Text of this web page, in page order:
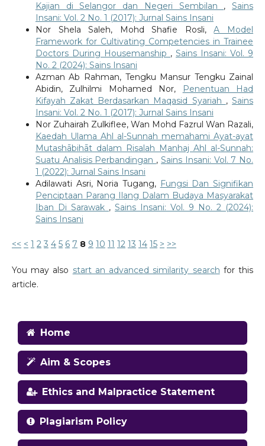
Kajian di Selangor dan Negeri Sembilan ,Sains
Insani: Vol. 2 No. 1 (2017): Jurnal Sains Insani
Nor Shela Saleh, Mohd Shafie Rosli,A Model
Framework for Cultivating Competencies in Trainee
Doctors During Housemanship ,Sains Insani: Vol. 9
No. 2 (2024): Sains Insani
Azman Ab Rahman, Tengku Mansur Tengku Zainal
Abidin, Zulhilmi Mohamed Nor,
Penentuan Had
Kifayah Zakat Berdasarkan Maqasid Syariah ,Sains
Insani: Vol. 2 No. 1 (2017): Jurnal Sains Insani
Nor Zuhairah Zulkiflee, Wan Mohd Fazrul Wan Razali,
Kaedah Ulama Ahl al-Sunnah memahami Ayat-ayat
Mutashābihāt dalam Risalah Manhaj Ahl al-Sunnah:
Suatu Analisis Perbandingan ,Sains Insani: Vol. 7 No.
1 (2022): Jurnal Sains Insani
Adilawati Asri, Noria Tugang, Fungsi Dan Signifikan
Penciptaan Parang Ilang Dalam Budaya Masyarakat
Iban Di Sarawak ,Sains Insani: Vol. 9 No. 2 (2024):
Sains Insani
<< < 1 2 3 4 5 6 7 8 9 10 11 12 13 14 15 > >>
You may also start an advanced similarity search for this
article.
Home
Aim & Scopes
Ethics and Malpractice Statement
Plagiarism Policy